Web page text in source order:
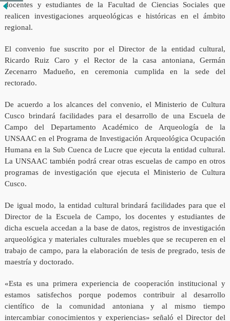
docentes y estudiantes de la Facultad de Ciencias Sociales que
realicen investigaciones arqueológicas e históricas en el ámbito
regional.
El convenio fue suscrito por el Director de la entidad cultural,
Ricardo Ruiz Caro y el Rector de la casa antoniana, Germán
Zecenarro Madueño, en ceremonia cumplida en la sede del
rectorado.
De acuerdo a los alcances del convenio, el Ministerio de Cultura
Cusco brindará facilidades para el desarrollo de una Escuela de
Campo del Departamento Académico de Arqueología de la
UNSAAC en el Programa de Investigación Arqueológica Ocupación
Humana en la Sub Cuenca de Lucre que ejecuta la entidad cultural.
La UNSAAC también podrá crear otras escuelas de campo en otros
programas de investigación que ejecuta el Ministerio de Cultura
Cusco.
De igual modo, la entidad cultural brindará facilidades para que el
Director de la Escuela de Campo, los docentes y estudiantes de
dicha escuela accedan a la base de datos, registros de investigación
arqueológica y materiales culturales muebles que se recuperen en el
trabajo de campo, para la elaboración de tesis de pregrado, tesis de
maestría y doctorado.
«Esta es una primera experiencia de cooperación institucional y
estamos satisfechos porque podemos contribuir al desarrollo
científico de la comunidad antoniana y al mismo tiempo
intercambiar conocimientos y experiencias» señaló el Director del